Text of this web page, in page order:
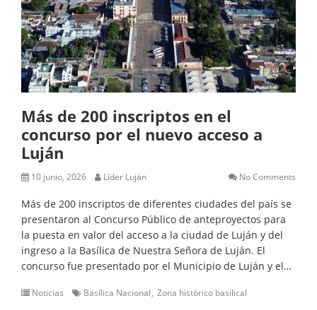
Más de 200 inscriptos en el
concurso por el nuevo acceso a
Luján
10 junio, 2026 Líder Luján No Comments
Más de 200 inscriptos de diferentes ciudades del país se
presentaron al Concurso Público de anteproyectos para
la puesta en valor del acceso a la ciudad de Luján y del
ingreso a la Basílica de Nuestra Señora de Luján. El
concurso fue presentado por el Municipio de Luján y el…
Noticias Basílica Nacional Zona histórico basilical